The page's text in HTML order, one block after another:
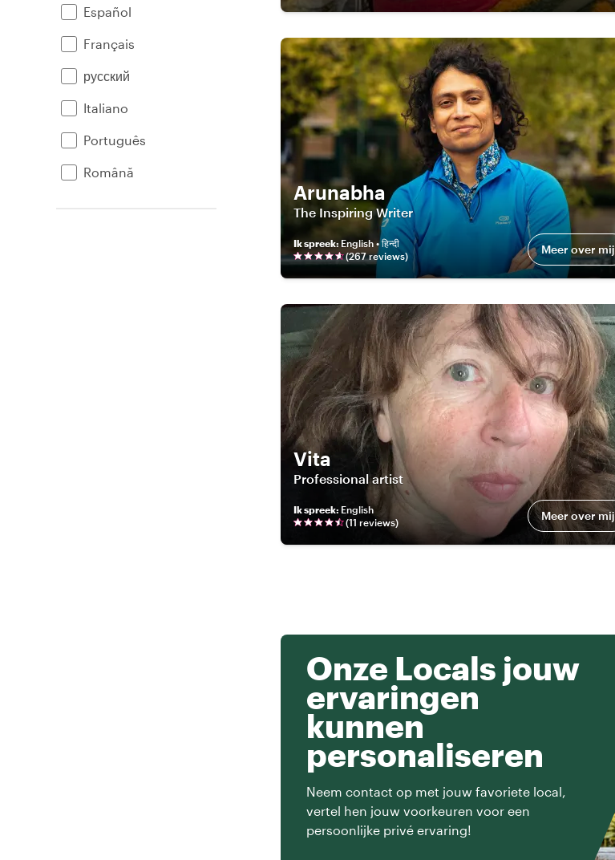
Español
Français
русский
Italiano
Português
Română
Arunabha
The Inspiring Writer
Ik spreek: English • हिन्दी
(267reviews) Meer over mij
Vita
Professional artist
Ik spreek: English
(11 reviews) Meer over mij
Onze Locals jouw
ervaringen
kunnen
personaliseren
Neem contact op met jouw favoriete local,
vertel hen jouw voorkeuren voor een
persoonlijke privé ervaring!